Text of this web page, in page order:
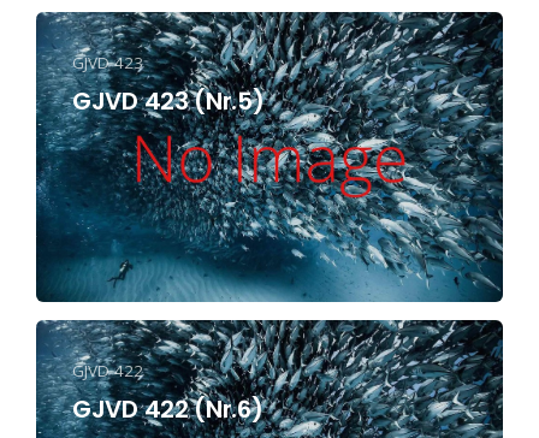
GJVD 423
GJVD 423 (Nr.5)
GJVD 422
GJVD 422 (Nr.6)